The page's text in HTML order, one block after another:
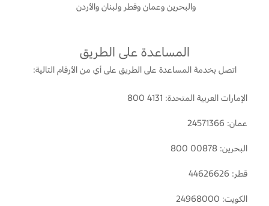
العربية
السعودية‬
الضمان والتأمين
باقة الصيانة الفائقة
باقة العناية الفائقة
دعم المزامنة
تقنية 4 SYNC
والبحرين وعمان وقطر ولبنان والأردن ‏
المساعدة على الطريق
اتصل بخدمة المساعدة على الطريق على أي من الأرقام التالية:
الإمارات العربية المتحدة: 4131 800
عمان: 24571366
البحرين: 00878 800
قطر: 44626626
الكويت: 24968000